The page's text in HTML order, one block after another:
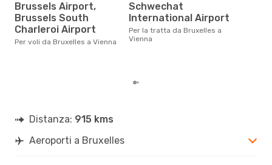
Brussels Airport,
Brussels South
Charleroi Airport
Per voli da Bruxelles a Vienna
Schwechat
International Airport
Per la tratta da Bruxelles a
Vienna
Distanza: 915 kms
Aeroporti a Bruxelles